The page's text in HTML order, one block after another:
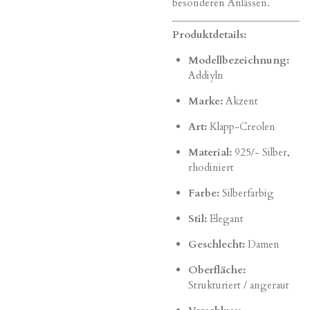
Produktdetails:
Modellbezeichnung:
Addiyln
Marke:Akzent
Art:Klapp-Creolen
Material:925/- Silber,
rhodiniert
Farbe:Silberfarbig
Stil:Elegant
Geschlecht:Damen
Oberfläche:
Strukturiert / angeraut